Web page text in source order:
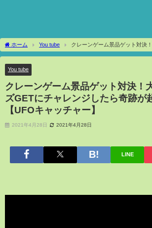
ホーム You tube
クレーンゲーム景品ゲット対決
チャレンジしたら奇跡が起きた！？【UFOキャッチャー】
You tube
クレーンゲーム景品ゲット対決！
ズGETにチャレンジしたら奇跡が
【UFOキャッチャー】
2021年4月28日 2021年4月28日
LINE